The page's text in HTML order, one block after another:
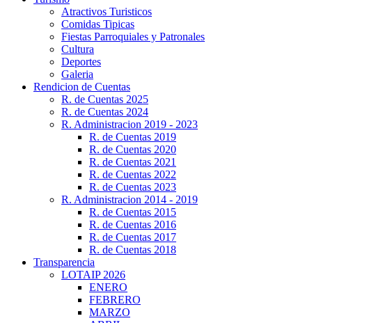
Atractivos Turisticos
Comidas Tipicas
Fiestas Parroquiales y Patronales
Cultura
Deportes
Galeria
Rendicion de Cuentas
R. de Cuentas 2025
R. de Cuentas 2024
R. Administracion 2019 - 2023
R. de Cuentas 2019
R. de Cuentas 2020
R. de Cuentas 2021
R. de Cuentas 2022
R. de Cuentas 2023
R. Administracion 2014 - 2019
R. de Cuentas 2015
R. de Cuentas 2016
R. de Cuentas 2017
R. de Cuentas 2018
Transparencia
LOTAIP 2026
ENERO
FEBRERO
MARZO